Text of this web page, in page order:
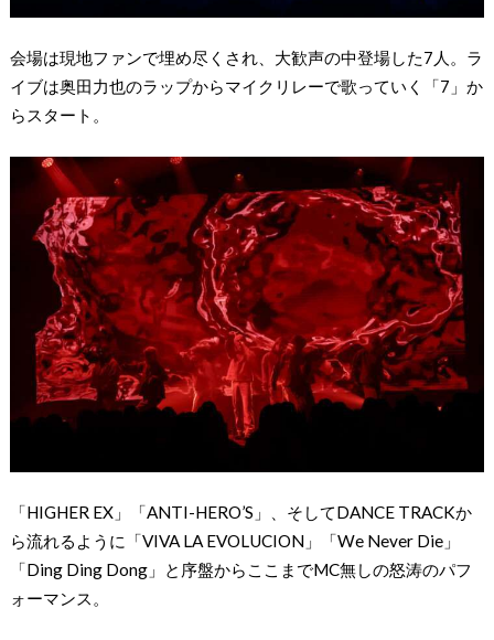
会場は現地ファンで埋め尽くされ、大歓声の中登場した7人。ラ
イブは奥田力也のラップからマイクリレーで歌っていく「7」か
らスタート。
「HIGHER EX」「ANTI-HERO’S」、そしてDANCE TRACKか
ら流れるように「VIVA LA EVOLUCION」「We Never Die」
「Ding Ding Dong」と序盤からここまでMC無しの怒涛のパフ
ォーマンス。